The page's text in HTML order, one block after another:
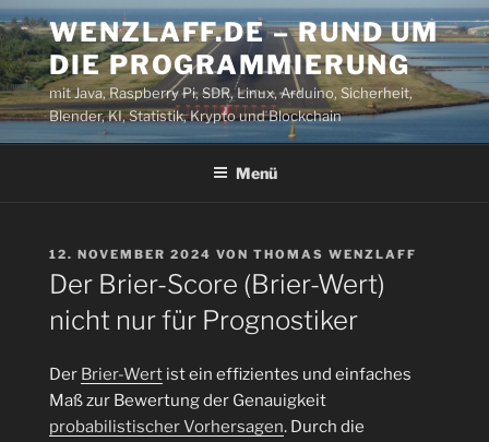
Zum
Inhalt
springen
WENZLAFF.DE – RUND UM
DIE PROGRAMMIERUNG
mit Java, Raspberry Pi, SDR, Linux, Arduino, Sicherheit,
Blender, KI, Statistik, Krypto und Blockchain
Menü
VERÖFFENTLICHT
AM
12. NOVEMBER 2024 VON THOMAS WENZLAFF
Der Brier-Score (Brier-Wert)
nicht nur für Prognostiker
Der Brier-Wert ist ein effizientes und einfaches
Maß zur Bewertung der Genauigkeit
probabilistischer Vorhersagen. Durch die